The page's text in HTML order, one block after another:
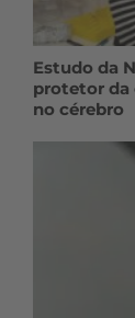
Estudo da
protetor da
no cérebro